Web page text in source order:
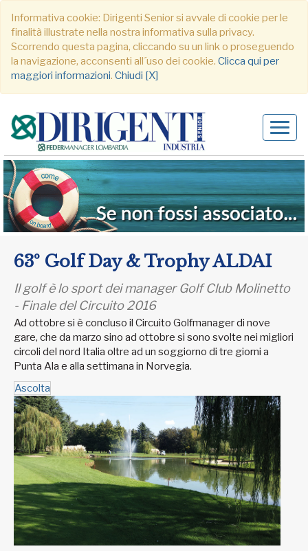
Informativa cookie: Dirigenti Senior si avvale di cookie per le
finalità illustrate nella nostra informativa sulla privacy.
Scorrendo questa pagina, cliccando su un link o proseguendo
la navigazione, acconsenti all´uso dei cookie. Clicca qui per
maggiori informazioni. Chiudi [X]
63º Golf Day & Trophy ALDAI
Il golf è lo sport dei manager Golf Club Molinetto
- Finale del Circuito 2016
Ad ottobre si è concluso il Circuito Golfmanager di nove
gare, che da marzo sino ad ottobre si sono svolte nei migliori
circoli del nord Italia oltre ad un soggiorno di tre giorni a
Punta Ala e alla settimana in Norvegia.
Ascolta